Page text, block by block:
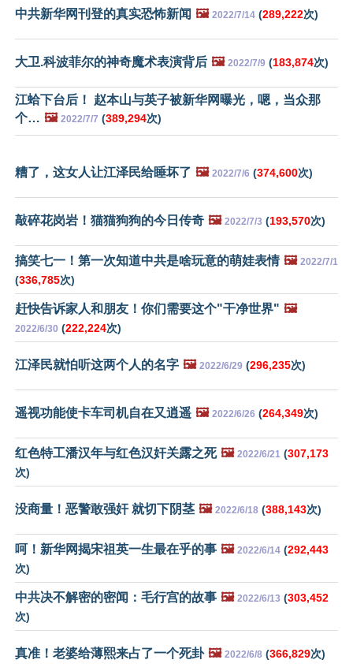
中共新华网刊登的真实恐怖新闻 🖼️ 2022/7/14 (289,222次)
大卫.科波菲尔的神奇魔术表演背后 🖼️ 2022/7/9 (183,874次)
江蛤下台后！ 赵本山与英子被新华网曝光，嗯，当众那
个… 🖼️ 2022/7/7 (389,294次)
糟了，这女人让江泽民给睡坏了 🖼️ 2022/7/6 (374,600次)
敲碎花岗岩！猫猫狗狗的今日传奇 🖼️ 2022/7/3 (193,570次)
搞笑七一！第一次知道中共是啥玩意的萌娃表情 🖼️ 2022/7/1
(336,785次)
赶快告诉家人和朋友！你们需要这个"干净世界" 🖼️
2022/6/30 (222,224次)
江泽民就怕听这两个人的名字 🖼️ 2022/6/29 (296,235次)
遥视功能使卡车司机自在又逍遥 🖼️ 2022/6/26 (264,349次)
红色特工潘汉年与红色汉奸关露之死 🖼️ 2022/6/21 (307,173
次)
没商量！恶警敢强奸 就切下阴茎 🖼️ 2022/6/18 (388,143次)
呵！新华网揭宋祖英一生最在乎的事 🖼️ 2022/6/14 (292,443
次)
中共决不解密的密闻：毛行宫的故事 🖼️ 2022/6/13 (303,452
次)
真准！老婆给薄熙来占了一个死卦 🖼️ 2022/6/8 (366,829次)